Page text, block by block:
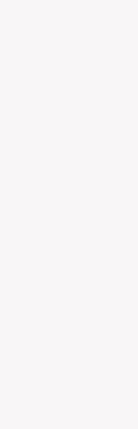
hồng
điểm
mua
uy tín?